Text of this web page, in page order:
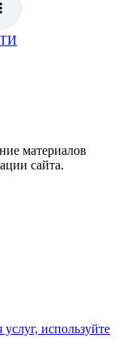
материалов
сайта.
используйте